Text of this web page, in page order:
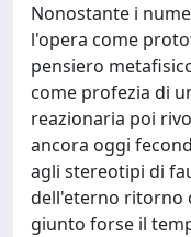
Nonostante i
l'opera come
pensiero
come profezia di
reazionaria poi
ancora oggi
agli stereotipi di
dell'eterno ritorno
giunto forse il